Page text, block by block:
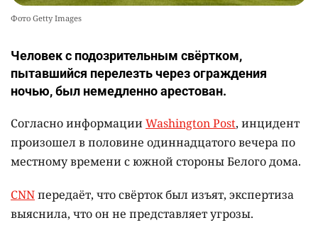
Фото Getty Images
Человек с подозрительным свёртком,
пытавшийся перелезть через ограждения
ночью, был немедленно арестован.
Согласно информацииWashington Post, инцидент
произошел в половине одиннадцатого вечера по
местному времени с южной стороны Белого дома.
CNNпередаёт, что свёрток был изъят, экспертиза
выяснила, что он не представляет угрозы.